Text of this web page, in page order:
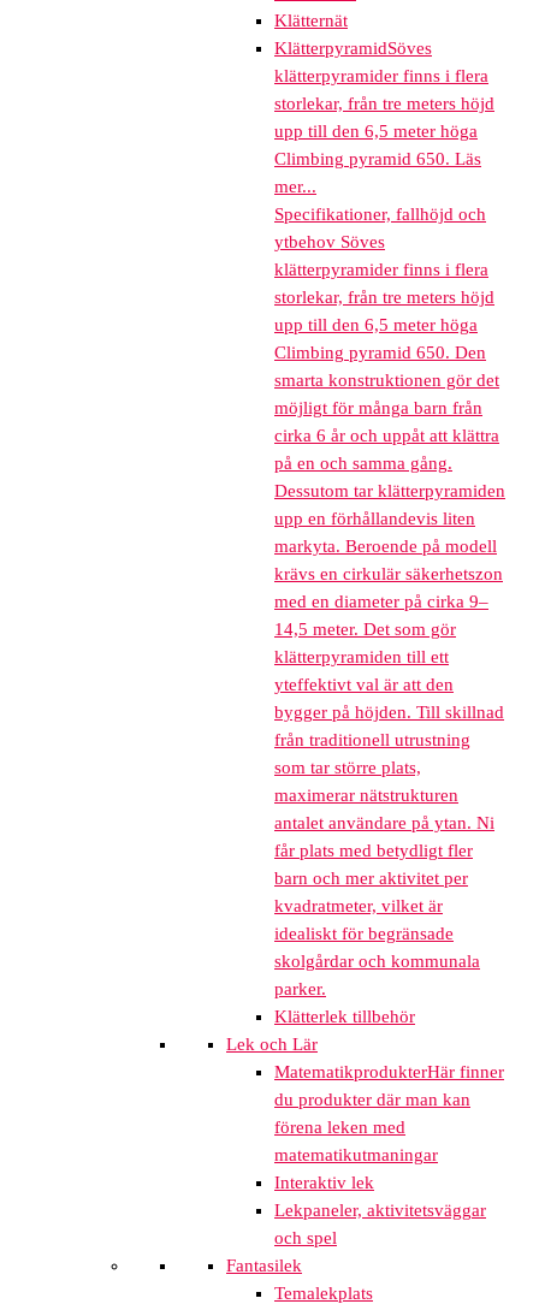
Klätternät
KlätterpyramidSöves
klätterpyramider finns i flera
storlekar, från tre meters höjd
upp till den 6,5 meter höga
Climbing pyramid 650. Läs
mer...
Specifikationer, fallhöjd och
ytbehov Söves
klätterpyramider finns i flera
storlekar, från tre meters höjd
upp till den 6,5 meter höga
Climbing pyramid 650. Den
smarta konstruktionen gör det
möjligt för många barn från
cirka 6 år och uppåt att klättra
på en och samma gång.
Dessutom tar klätterpyramiden
upp en förhållandevis liten
markyta. Beroende på modell
krävs en cirkulär säkerhetszon
med en diameter på cirka 9–
14,5 meter. Det som gör
klätterpyramiden till ett
yteffektivt val är att den
bygger på höjden. Till skillnad
från traditionell utrustning
som tar större plats,
maximerar nätstrukturen
antalet användare på ytan. Ni
får plats med betydligt fler
barn och mer aktivitet per
kvadratmeter, vilket är
idealiskt för begränsade
skolgårdar och kommunala
parker.
Klätterlek tillbehör
Lek och Lär
MatematikprodukterHär finner
du produkter där man kan
förena leken med
matematikutmaningar
Interaktiv lek
Lekpaneler, aktivitetsväggar
och spel
Fantasilek
Temalekplats